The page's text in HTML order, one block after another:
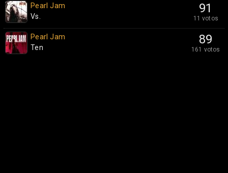
91
11 votos
Pearl Jam
Vs.
89
161 votos
Pearl Jam
Ten